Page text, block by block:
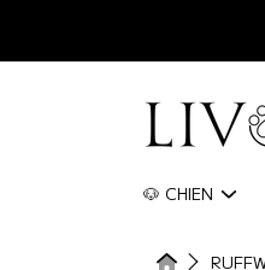
🐶 CHIEN
HOME